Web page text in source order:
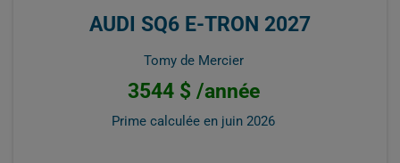
AUDI SQ6 E-TRON 2027
Tomy de Mercier
3544 $ /année
Prime calculée en juin 2026